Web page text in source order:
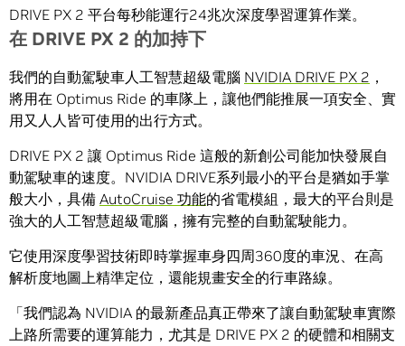
DRIVE PX 2 平台每秒能運行24兆次深度學習運算作業。
在 DRIVE PX 2 的加持下
我們的自動駕駛車人工智慧超級電腦 NVIDIA DRIVE PX 2 ，
將用在 Optimus Ride 的車隊上，讓他們能推展一項安全、實
用又人人皆可使用的出行方式。
DRIVE PX 2 讓 Optimus Ride 這般的新創公司能加快發展自
動駕駛車的速度。NVIDIA DRIVE系列最小的平台是猶如手掌
般大小，具備 AutoCruise 功能的省電模組，最大的平台則是
強大的人工智慧超級電腦，擁有完整的自動駕駛能力。
它使用深度學習技術即時掌握車身四周360度的車況、在高
解析度地圖上精準定位，還能規畫安全的行車路線。
「我們認為 NVIDIA 的最新產品真正帶來了讓自動駕駛車實際
上路所需要的運算能力，尤其是 DRIVE PX 2 的硬體和相關支